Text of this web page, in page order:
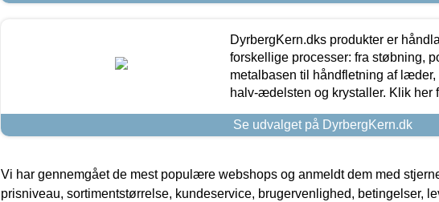
DyrbergKern.dks produkter er
forskellige processer: fra støbning,
metalbasen til håndfletning af
halv-ædelsten og krystaller. Klik her
Se udvalget på DyrbergKern.dk
Vi har gennemgået de mest populære webshops og anmeldt dem med
prisniveau, sortimentstørrelse, kundeservice, brugervenlighed, betingelser,